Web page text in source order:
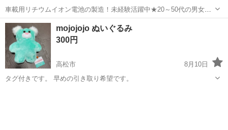
車載用リチウムイオン電池の製造！未経験活躍中★20～50代の男女活
躍中！寮費無料★備品付き1R寮完備！自宅からマイカー通勤OK！無料
駐車場完備◎正社員登用制度あり！《徳島県板野郡松茂町》 人気の工
場のお仕事 ◇車載用リチウ...
徳島 その他
mojojojo ぬいぐるみ
300円
高松市
8月10日
タグ付きです。 早めの引き取り希望です。